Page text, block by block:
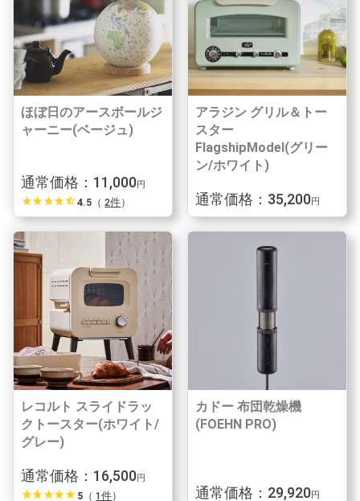
ほぼ日のアースボールジ
ャーニー(ベージュ)
通常価格：11,000円
star_ratestar_ratestar_ratestar_ratestar_half 4.5 （2件）
アラジン グリル＆トー
スター
FlagshipModel(グリー
ン/ホワイト)
通常価格：35,200円
レコルト スライドラッ
クトースター(ホワイト/
グレー)
通常価格：16,500円
star_ratestar_ratestar_ratestar_ratestar_rate 5 （1件）
カドー 布団乾燥機
(FOEHN PRO)
通常価格：29,920円